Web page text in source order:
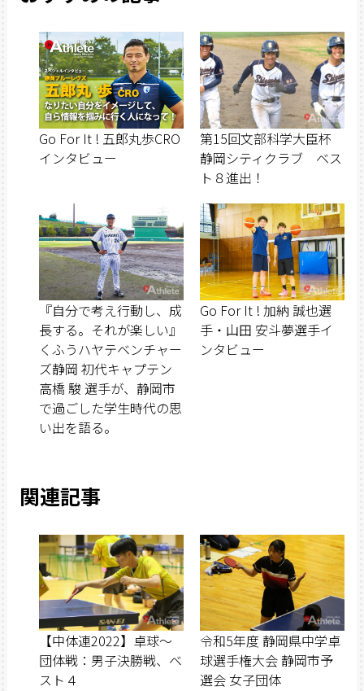
Go For It ! 五郎丸歩CRO
インタビュー
第15回文部科学大臣杯
静岡シティクラブ ベス
ト８進出！
『自分で考え行動し、成
長する。それが楽しい』
くふうハヤテベンチャー
ズ静岡 初代キャプテン
高橋 駿 選手が、静岡市
で過ごした学生時代の思
い出を語る。
Go For It ! 加納 誠也選
手・山田 安斗夢選手イ
ンタビュー
関連記事
【中体連2022】卓球〜
団体戦：男子決勝戦、ベ
スト４
令和5年度 静岡県中学卓
球選手権大会 静岡市予
選会 女子団体